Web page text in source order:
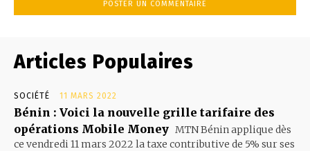
Articles Populaires
SOCIÉTÉ 11 MARS 2022
Bénin : Voici la nouvelle grille tarifaire des
opérations Mobile Money MTN Bénin applique dès
ce vendredi 11 mars 2022 la taxe contributive de 5% sur ses